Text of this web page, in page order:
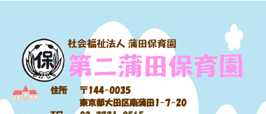
住所
〒144-0035
東京都大田区南蒲田1-7-20